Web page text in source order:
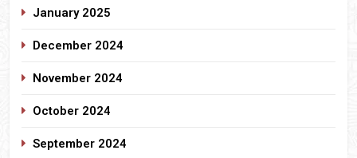
January 2025
December 2024
November 2024
October 2024
September 2024